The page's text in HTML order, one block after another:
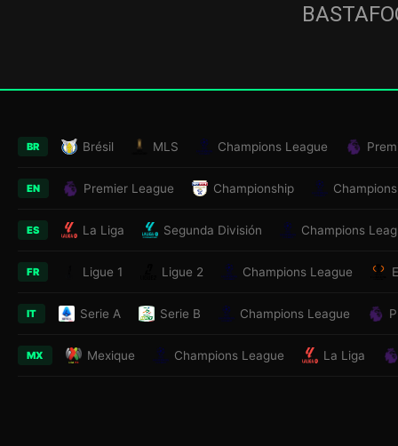
BR Brésil MLS Champions League
EN Premier League Championship
ES La Liga Segunda División Champions
FR Ligue 1 Ligue 2 Champions League
IT Serie A Serie B Champions League
MX Mexique Champions League La Liga